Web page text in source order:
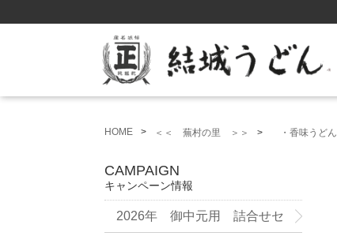
HOME ＜＜ 蕪村の里 ＞＞ ・香味うどん
CAMPAIGN
キャンペーン情報
2026年 御中元用 詰合せセ